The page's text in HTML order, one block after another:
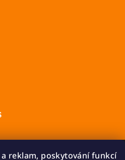
reklam, poskytování funkcí